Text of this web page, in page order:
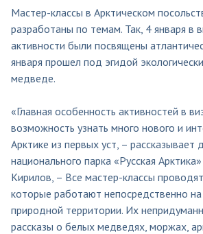
Мастер-классы в Арктическом
разработаны по темам. Так, 4 января в
активности были посвящены
января прошел под эгидой
медведе.
«Главная особенность активностей в
возможность узнать много нового и
Арктике из первых уст, – рассказывает
национального парка «Русская
Кирилов, – Все мастер-классы
которые работают непосредственно
природной территории. Их
рассказы о белых медведях, моржах,